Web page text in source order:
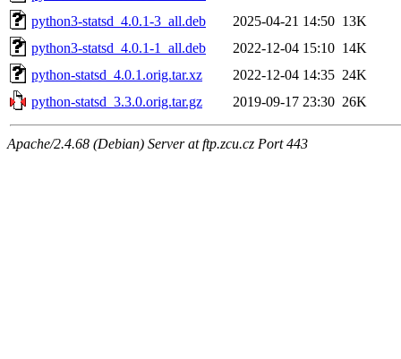
python3-statsd_4.0.1-3_all.deb
2025-04-21 14:50 13K
python3-statsd_4.0.1-1_all.deb
2022-12-04 15:10 14K
python-statsd_4.0.1.orig.tar.xz
2022-12-04 14:35 24K
python-statsd_3.3.0.orig.tar.gz
2019-09-17 23:30 26K
Apache/2.4.68 (Debian) Server at ftp.zcu.cz Port 443